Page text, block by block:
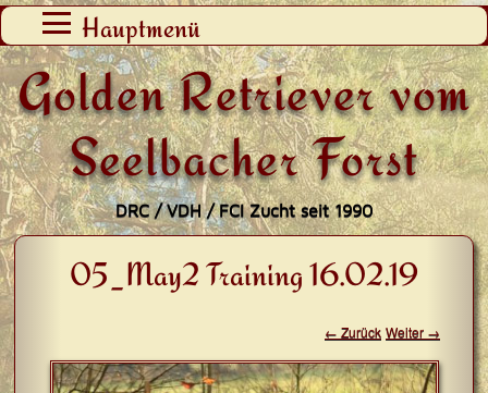
Golden Retriever vom
Seelbacher Forst
DRC / VDH / FCI Zucht seit 1990
Hauptmenü
Zum
Inhalt
springen
05_May2 Training 16.02.19
← Zurück Weiter →